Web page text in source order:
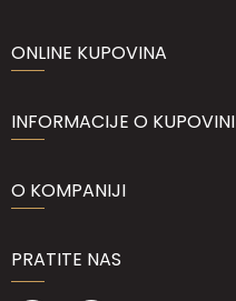
ONLINE KUPOVINA
INFORMACIJE O KUPOVINI
O KOMPANIJI
PRATITE NAS